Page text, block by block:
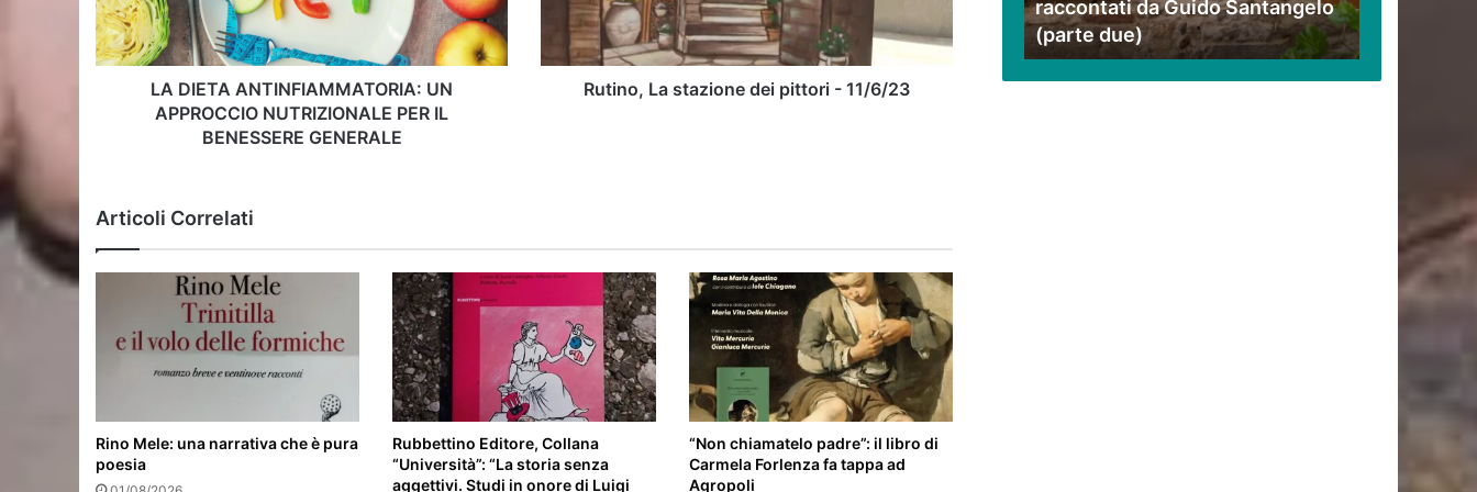
Parata di bellezze lucane a Marsico
Nuovo per la Finale di Miss Universe
Basilicata 2026
PER
IL
BENESSERE
GENERALELA DIETA ANTINFIAMMATORIA: UN
APPROCCIO NUTRIZIONALE PER IL
BENESSERE GENERALE
11/6/23
Rutino, La stazione dei pittori - 11/6/23
Articoli Correlati
Rino Mele: una narrativa che è pura
poesia
Rubbettino Editore, Collana
“Università”: “La storia senza
aggettivi. Studi in onore di Luigi
“Non chiamatelo padre”: il libro di
Carmela Forlenza fa tappa ad
Agropoli
Santangelo
(parte
due)
raccontati da Guido Santangelo
(parte due)